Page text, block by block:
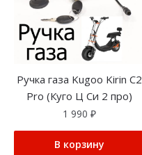
Ручка газа Kugoo Kirin C2
Pro (Куго Ц Си 2 про)
1 990 ₽
В корзину